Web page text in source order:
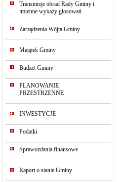
Transmisje obrad Rady Gminy i
imienne wykazy głosowań
Zarządzenia Wójta Gminy
Majątek Gminy
Budżet Gminy
PLANOWANIE
PRZESTRZENNE
INWESTYCJE
Podatki
Sprawozdania finansowe
Raport o stanie Gminy